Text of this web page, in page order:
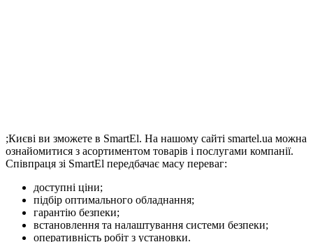
;Києві ви зможете в SmartEl. На нашому сайті smartel.ua можна
ознайомитися з асортиментом товарів і послугами компанії.
Співпраця зі SmartEl передбачає масу переваг:
доступні ціни;
підбір оптимального обладнання;
гарантію безпеки;
встановлення та налаштування системи безпеки;
оперативність робіт з установки.